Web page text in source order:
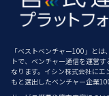
「ベストベンチャー100」と
トで、ベンチャー通信を運営
なります。イシン株式会社に
もと選出したベンチャー企業